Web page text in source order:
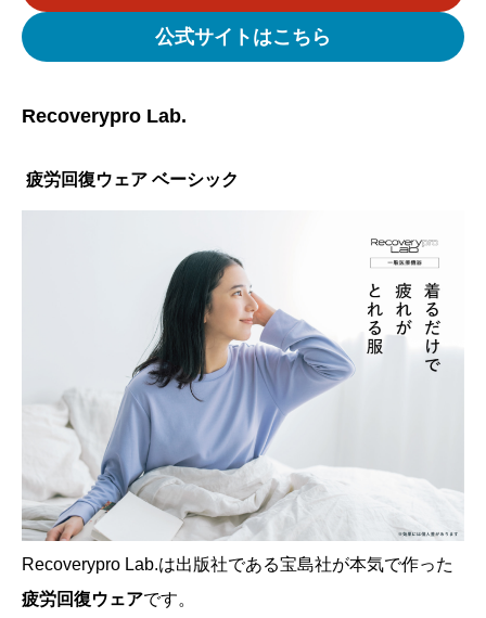
公式サイトはこちら
Recoverypro Lab.
疲労回復ウェア ベーシック
Recoverypro Lab.は出版社である宝島社が本気で作った
疲労回復ウェアです。